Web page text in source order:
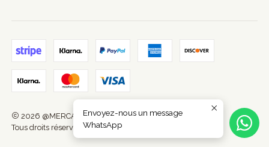
2026 @MERCADORA172.
Tous droits réservés.Propulsé par Jumpseller
Envoyez-nous un message
WhatsApp